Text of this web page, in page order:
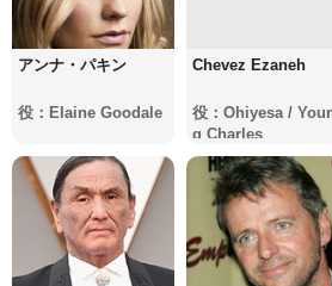
アンナ・パキン
役：Elaine Goodale
Chevez Ezaneh
役：Ohiyesa /
g Charles